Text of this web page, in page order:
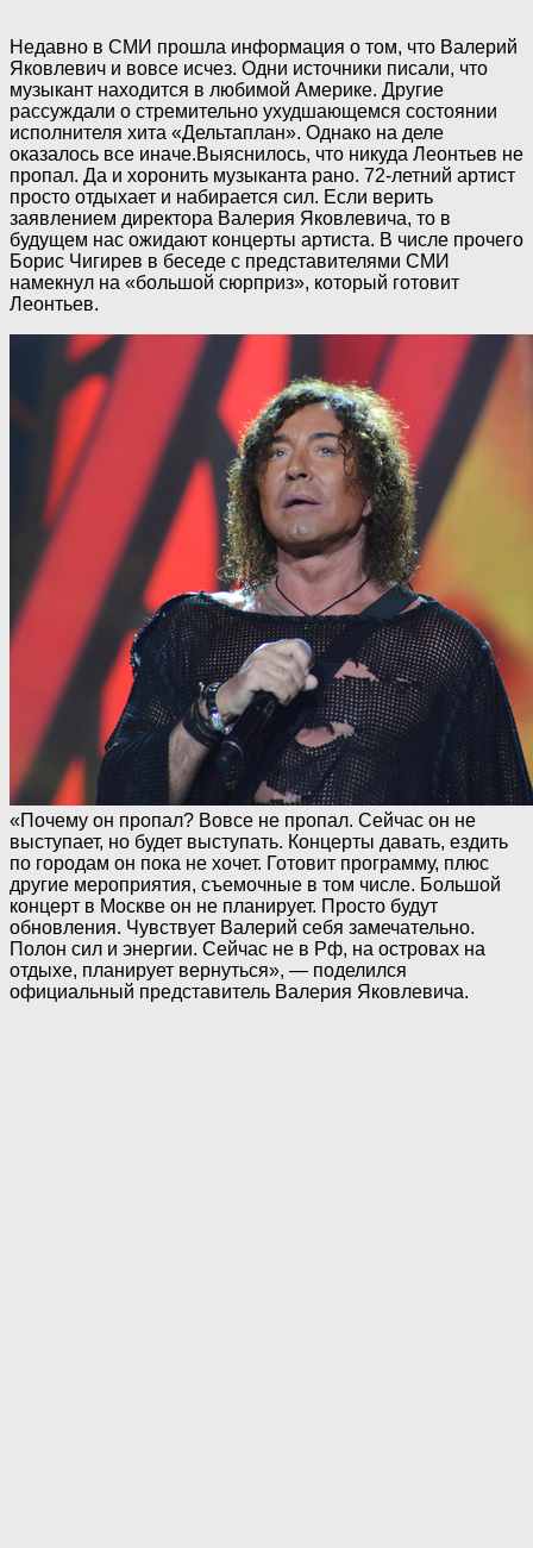
Недавно в СМИ прошла информация о том, что Валерий
Яковлевич и вовсе исчез. Одни источники писали, что
музыкант находится в любимой Америке. Другие
рассуждали о стремительно ухудшающемся состоянии
исполнителя хита «Дельтаплан». Однако на деле
оказалось все иначе.Выяснилось, что никуда Леонтьев не
пропал. Да и хоронить музыканта рано. 72-летний артист
просто отдыхает и набирается сил. Если верить
заявлением директора Валерия Яковлевича, то в
будущем нас ожидают концерты артиста. В числе прочего
Борис Чигирев в беседе с представителями СМИ
намекнул на «большой сюрприз», который готовит
Леонтьев.
«Почему он пропал? Вовсе не пропал. Сейчас он не
выступает, но будет выступать. Концерты давать, ездить
по городам он пока не хочет. Готовит программу, плюс
другие мероприятия, съемочные в том числе. Большой
концерт в Москве он не планирует. Просто будут
обновления. Чувствует Валерий себя замечательно.
Полон сил и энергии. Сейчас не в Рф, на островах на
отдыхе, планирует вернуться», — поделился
официальный представитель Валерия Яковлевича.